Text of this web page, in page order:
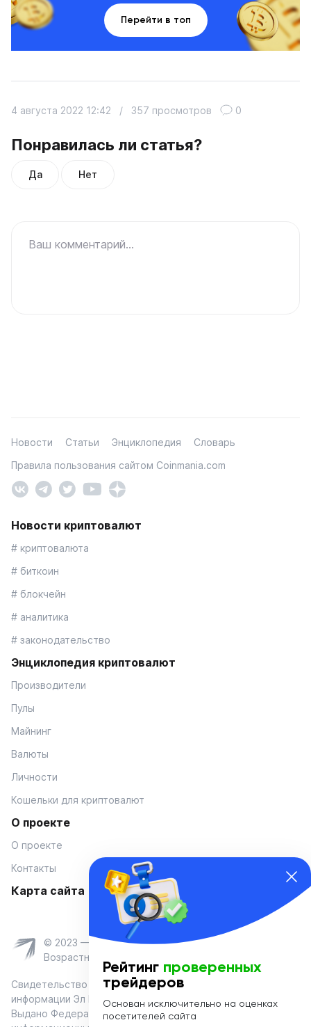
Перейти в топ
Понравилась ли статья?
Да Нет
4 августа 2022 12:42 / 357 просмотров 0
Ваш комментарий...
Новости Статьи Энциклопедия
Словарь
Правила пользования сайтом Coinmania.com
Новости криптовалют
# криптовалюта
# биткоин
# блокчейн
# аналитика
# законодательство
Энциклопедия криптовалют
Производители
Пулы
Майнинг
Валюты
Личности
Кошельки для криптовалют
О проекте
О проекте
Контакты
Карта сайта
© 2023 — Coinmania
Возрастное ограничение 16+
Свидетельство о регистрации средства массовой
информации Эл № ФС 77-74908 от «25» января 2019 г.
Выдано Федеральной службой по надзору в сфере связи,
Рейтинг проверенных
трейдеров
Основан исключительно на оценках
посетителей сайта